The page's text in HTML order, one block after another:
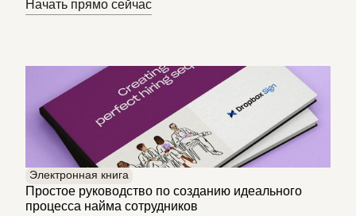
Начать прямо сейчас
Электронная книга
Простое руководство по созданию идеального
процесса найма сотрудников